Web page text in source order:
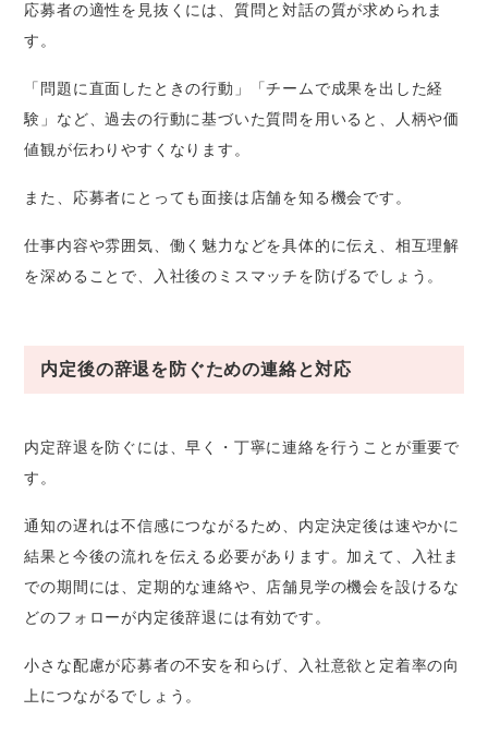
応募者の適性を見抜くには、質問と対話の質が求められま
す。
「問題に直面したときの行動」「チームで成果を出した経
験」など、過去の行動に基づいた質問を用いると、人柄や価
値観が伝わりやすくなります。
また、応募者にとっても面接は店舗を知る機会です。
仕事内容や雰囲気、働く魅力などを具体的に伝え、相互理解
を深めることで、入社後のミスマッチを防げるでしょう。
内定後の辞退を防ぐための連絡と対応
内定辞退を防ぐには、早く・丁寧に連絡を行うことが重要で
す。
通知の遅れは不信感につながるため、内定決定後は速やかに
結果と今後の流れを伝える必要があります。加えて、入社ま
での期間には、定期的な連絡や、店舗見学の機会を設けるな
どのフォローが内定後辞退には有効です。
小さな配慮が応募者の不安を和らげ、入社意欲と定着率の向
上につながるでしょう。